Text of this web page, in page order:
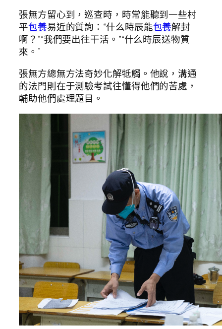
張無方留心到，巡查時，時常能聽到一些村
平包養易近的質詢：“什么時辰能包養解封
啊？”“我們要出往干活。”“什么時辰送物質
來。”
張無方總無方法奇妙化解牴觸。他說，溝通
的法門則在于測驗考試往懂得他們的苦處，
輔助他們處理題目。